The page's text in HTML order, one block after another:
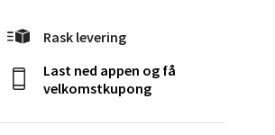
Rask levering
Last ned appen og få
velkomstkupong